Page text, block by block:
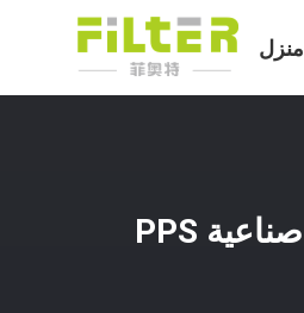
منزل
450gm - 550gm قطعة قماش تصفية صناعية PPS